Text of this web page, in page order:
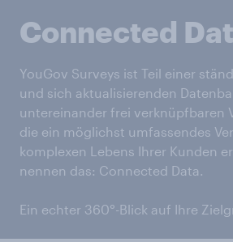
Connected
YouGov Surveys ist Teil einer
und sich aktualisierenden
untereinander frei verknüpfbaren
die ein möglichst umfassendes
komplexen Lebens Ihrer Kunden
nennen das: Connected Data.
Ein echter 360°-Blick auf Ihre